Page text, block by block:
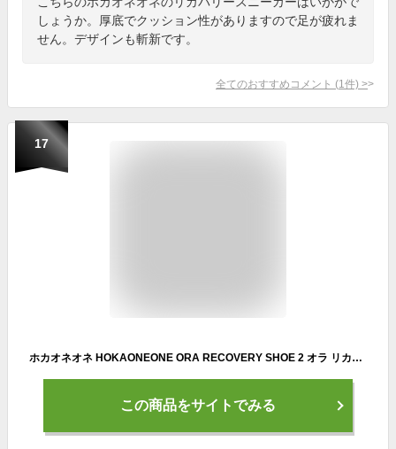
しょうか。厚底でクッション性がありますので足が疲れま
せん。デザインも斬新です。
全てのおすすめコメント (1 件) >
17
ホカオネオネ HOKAONEONE ORA RECOVERY SHOE 2 オラ リカバリー シュー 2 メンズ ブラック 黒 グレー カジュアル サンダル スリッポン リカバリーサンダル 1119397
この商品をサイトでみる